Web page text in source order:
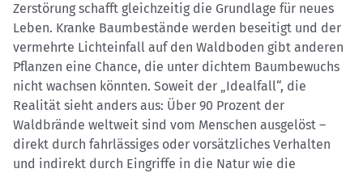
Zerstörung schafft gleichzeitig die Grundlage für neues
Leben. Kranke Baumbestände werden beseitigt und der
vermehrte Lichteinfall auf den Waldboden gibt anderen
Pflanzen eine Chance, die unter dichtem Baumbewuchs
nicht wachsen könnten. Soweit der „Idealfall“, die
Realität sieht anders aus: Über 90 Prozent der
Waldbrände weltweit sind vom Menschen ausgelöst –
direkt durch fahrlässiges oder vorsätzliches Verhalten
und indirekt durch Eingriffe in die Natur wie die